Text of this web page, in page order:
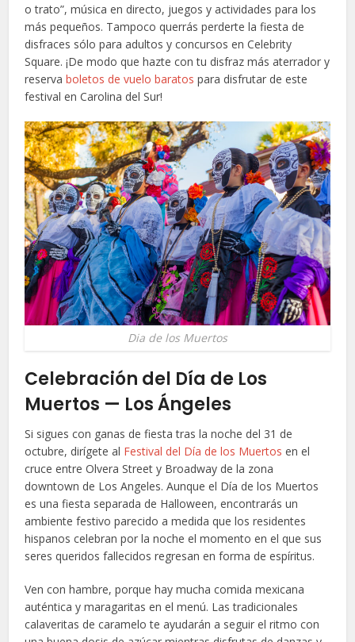
o trato”, música en directo, juegos y actividades para los
más pequeños. Tampoco querrás perderte la fiesta de
disfraces sólo para adultos y concursos en Celebrity
Square. ¡De modo que hazte con tu disfraz más aterrador y
reservaboletos de vuelo baratos para disfrutar de este
festival en Carolina del Sur!
Dia de los Muertos
Celebración del Día de Los
Muertos — Los Ángeles
Si sigues con ganas de fiesta tras la noche del 31 de
octubre, dirígete al Festival del Día de los Muertos en el
cruce entre Olvera Street y Broadway de la zona
downtown de Los Angeles. Aunque el Día de los Muertos
es una fiesta separada de Halloween, encontrarás un
ambiente festivo parecido a medida que los residentes
hispanos celebran por la noche el momento en el que sus
seres queridos fallecidos regresan en forma de espíritus.
Ven con hambre, porque hay mucha comida mexicana
auténtica y maragaritas en el menú. Las tradicionales
calaveritas de caramelo te ayudarán a seguir el ritmo con